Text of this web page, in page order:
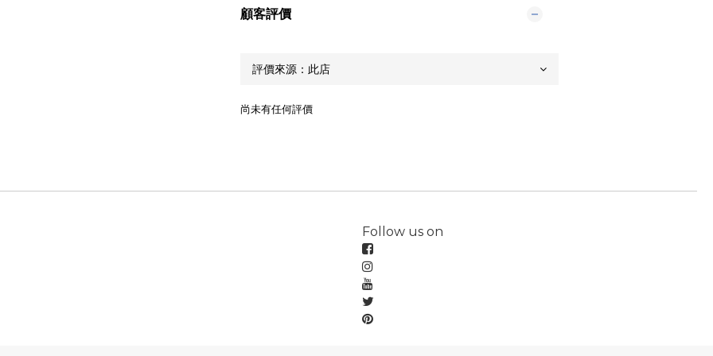
顧客評價
尚未有任何評價
Follow us on